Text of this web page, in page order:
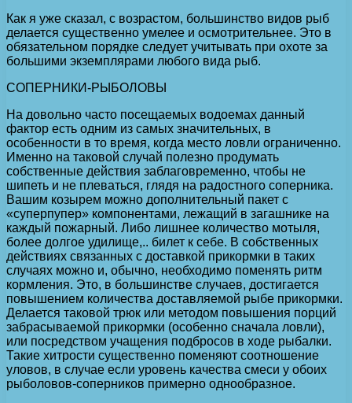
Как я уже сказал, с возрастом, большинство видов рыб
делается существенно умелее и осмотрительнее. Это в
обязательном порядке следует учитывать при охоте за
большими экземплярами любого вида рыб.
СОПЕРНИКИ-РЫБОЛОВЫ
На довольно часто посещаемых водоемах данный
фактор есть одним из самых значительных, в
особенности в то время, когда место ловли ограниченно.
Именно на таковой случай полезно продумать
собственные действия заблаговременно, чтобы не
шипеть и не плеваться, глядя на радостного соперника.
Вашим козырем можно дополнительный пакет с
«суперпупер» компонентами, лежащий в загашнике на
каждый пожарный. Либо лишнее количество мотыля,
более долгое удилище,.. билет к себе. В собственных
действиях связанных с доставкой прикормки в таких
случаях можно и, обычно, необходимо поменять ритм
кормления. Это, в большинстве случаев, достигается
повышением количества доставляемой рыбе прикормки.
Делается таковой трюк или методом повышения порций
забрасываемой прикормки (особенно сначала ловли),
или посредством учащения подбросов в ходе рыбалки.
Такие хитрости существенно поменяют соотношение
уловов, в случае если уровень качества смеси у обоих
рыболовов-соперников примерно однообразное.